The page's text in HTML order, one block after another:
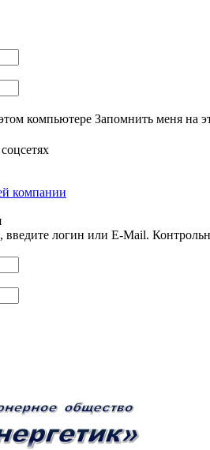
компьютере Запомнить меня на
компании
введите логин или E-Mail.